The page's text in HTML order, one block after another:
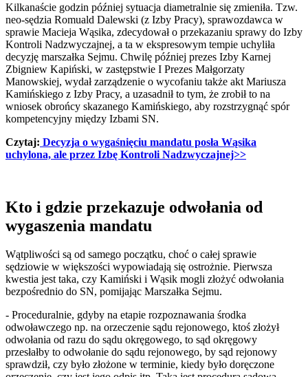
Kilkanaście godzin później sytuacja diametralnie się zmieniła. Tzw.
neo-sędzia Romuald Dalewski (z Izby Pracy), sprawozdawca w
sprawie Macieja Wąsika, zdecydował o przekazaniu sprawy do Izby
Kontroli Nadzwyczajnej, a ta w ekspresowym tempie uchyliła
decyzję marszałka Sejmu. Chwilę później prezes Izby Karnej
Zbigniew Kapiński, w zastępstwie I Prezes Małgorzaty
Manowskiej, wydał zarządzenie o wycofaniu także akt Mariusza
Kamińskiego z Izby Pracy, a uzasadnił to tym, że zrobił to na
wniosek obrońcy skazanego Kamińskiego, aby rozstrzygnąć spór
kompetencyjny między Izbami SN.
Czytaj: Decyzja o wygaśnięciu mandatu posła Wąsika
uchylona, ale przez Izbę Kontroli Nadzwyczajnej>>
Kto i gdzie przekazuje odwołania od
wygaszenia mandatu
Wątpliwości są od samego początku, choć o całej sprawie
sędziowie w większości wypowiadają się ostrożnie. Pierwsza
kwestia jest taka, czy Kamiński i Wąsik mogli złożyć odwołania
bezpośrednio do SN, pomijając Marszałka Sejmu.
- Proceduralnie, gdyby na etapie rozpoznawania środka
odwoławczego np. na orzeczenie sądu rejonowego, ktoś złożył
odwołania od razu do sądu okręgowego, to sąd okręgowy
przesłałby to odwołanie do sądu rejonowego, by sąd rejonowy
sprawdził, czy było złożone w terminie, kiedy było doręczone